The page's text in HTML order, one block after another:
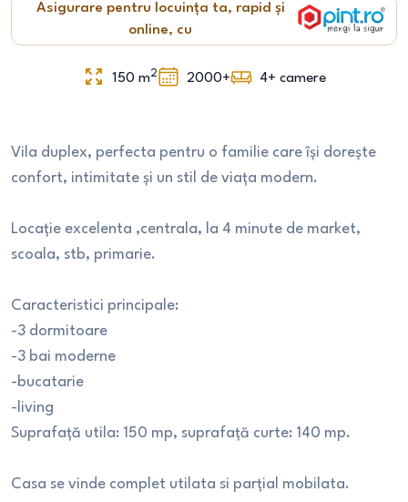
Asigurare pentru locuința ta, rapid și
online, cu
150 m2 2000+ 4+ camere
Vila duplex, perfecta pentru o familie care își dorește
confort, intimitate și un stil de viața modern.
Locație excelenta ,centrala, la 4 minute de market,
scoala, stb, primarie.
Caracteristici principale:
-3 dormitoare
-3 bai moderne
-bucatarie
-living
Suprafață utila: 150 mp, suprafață curte: 140 mp.
Casa se vinde complet utilata si parțial mobilata.